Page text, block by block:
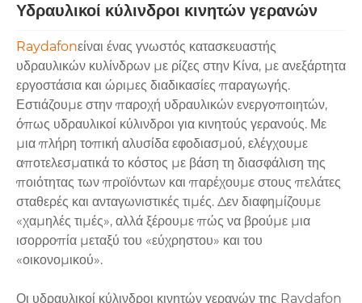
Υδραυλικοί κύλινδροι κινητών γερανών
Raydafonείναι ένας γνωστός κατασκευαστής
υδραυλικών κυλίνδρων με ρίζες στην Κίνα, με ανεξάρτητα
εργοστάσια και ώριμες διαδικασίες παραγωγής.
Εστιάζουμε στην παροχή υδραυλικών ενεργοποιητών,
όπως υδραυλικοί κύλινδροι για κινητούς γερανούς. Με
μια πλήρη τοπική αλυσίδα εφοδιασμού, ελέγχουμε
αποτελεσματικά το κόστος με βάση τη διασφάλιση της
ποιότητας των προϊόντων και παρέχουμε στους πελάτες
σταθερές και ανταγωνιστικές τιμές. Δεν διαφημίζουμε
«χαμηλές τιμές», αλλά ξέρουμε πώς να βρούμε μια
ισορροπία μεταξύ του «εύχρηστου» και του
«οικονομικού».
Οι υδραυλικοί κύλινδροι κινητών γερανών της Raydafon